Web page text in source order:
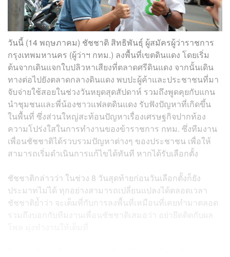
วันนี้ (14 พฤษภาคม) ชัชชาติ สิทธิพันธุ์ ผู้สมัครผู้ว่าราชการ
กรุงเทพมหานคร (ผู้ว่าฯ กทม.) ลงพื้นที่เขตดินแดง โดยเริ่ม
ต้นจากเดินแจกใบปลิวหาเสียงที่ตลาดศรีดินแดง จากนั้นเดิน
ทางต่อไปยังตลาดกลางดินแดง พบปะผู้ค้าและประชาชนที่มา
จับจ่ายใช้สอยในช่วงวันหยุดสุดสัปดาห์ รวมถึงพูดคุยกับแกน
นำชุมชนและพี่น้องชาวแฟลตดินแดง รับฟังปัญหาที่เกิดขึ้น
ในพื้นที่ ซึ่งส่วนใหญ่สะท้อนปัญหาเรื่องเศรษฐกิจปากท้อง
ความโปร่งใสในการทำงานของข้าราชการ กทม. ซึ่งทีมงาน
เพื่อนชัชชาติได้รวบรวมปัญหาต่างๆ ของประชาชน เพื่อให้
สามารถเริ่มดำเนินการแก้ไขได้ทันที หากได้รับเลือกตั้ง
ชัชชาติกล่าวว่า ในช่วง 8 วันสุดท้ายก่อนวันเลือกตั้งก็ยัง
ประมาทไม่ได้ ทุกอย่างสามารถเปลี่ยนแปลงได้ตลอดเวลา
ชัชชาติย้ำว่า จะเต็มที่กับการลงพื้นที่เหมือนที่เคยทำมาตลอด
รวมถึงบอกกับทีมงานเพื่อนชัชชาติเสมอว่า อย่ายึดติดกับผล